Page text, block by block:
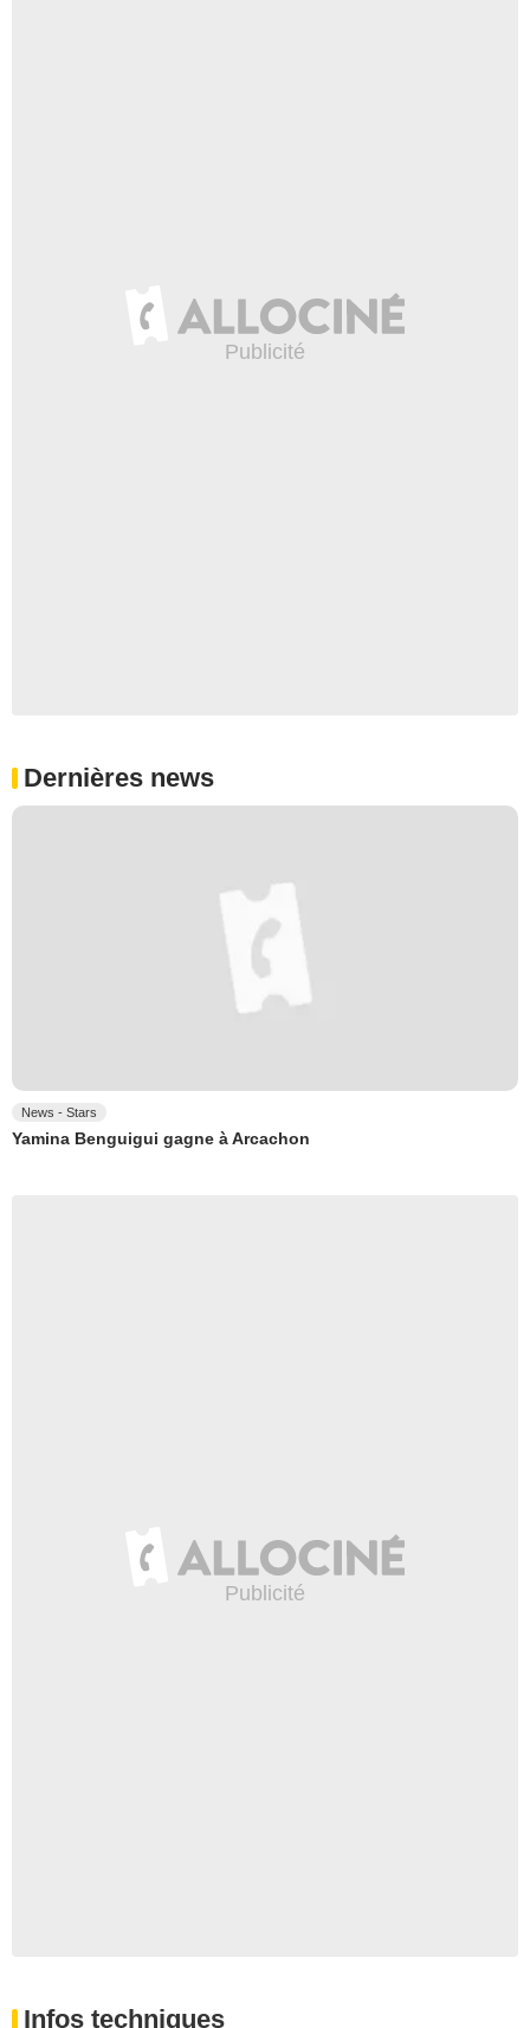
Dernières news
News - Stars
Yamina Benguigui gagne à Arcachon
Infos techniques